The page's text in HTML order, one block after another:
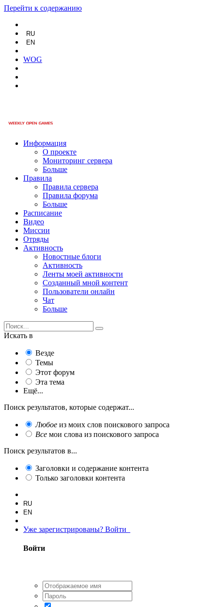
Перейти к содержанию
RU
EN
WOG
Информация
О проекте
Мониторинг сервера
Больше
Правила
Правила сервера
Правила форума
Больше
Расписание
Видео
Миссии
Отряды
Активность
Новостные блоги
Активность
Ленты моей активности
Созданный мной контент
Пользователи онлайн
Чат
Больше
Искать в
Везде
Темы
Этот форум
Эта тема
Ещё...
Поиск результатов, которые содержат...
Любое из моих слов поискового запроса
Все мои слова из поискового запроса
Поиск результатов в...
Заголовки и содержание контента
Только заголовки контента
RU
EN
Уже зарегистрированы? Войти
Войти